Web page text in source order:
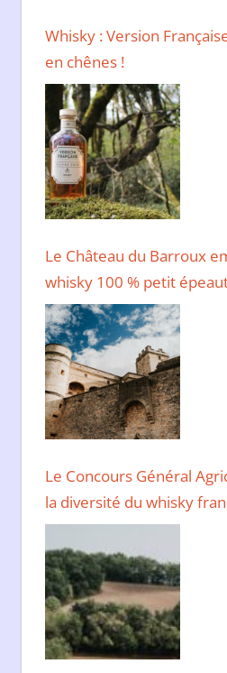
Whisky : Version
en chênes !
Le Château du Barroux
whisky 100 % petit
Le Concours Général
la diversité du whisky